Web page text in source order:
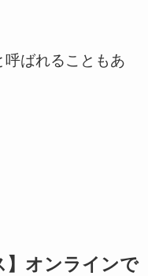
ばれることもあ
】オンラインで